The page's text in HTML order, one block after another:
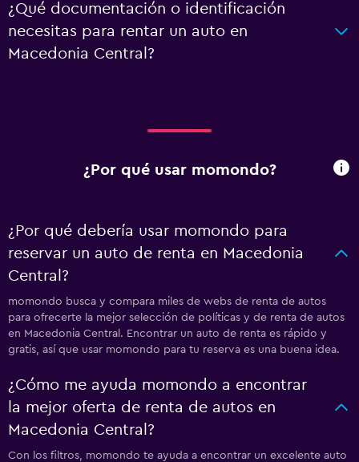
¿Qué documentación o identificación
necesitas para rentar un auto en
Macedonia Central?
¿Por qué usar momondo?
¿Por qué debería usar momondo para
reservar un auto de renta en Macedonia
Central?
momondo busca y compara miles de webs de renta de autos
para ofrecerte la mejor selección de políticas y de renta de autos
en Macedonia Central. Encontrar un auto de renta es rápido y
gratis, así que usar momondo para tu reserva es una buena idea.
¿Cómo me ayuda momondo a encontrar
la mejor oferta de renta de autos en
Macedonia Central?
Con los filtros, momondo te ayuda a encontrar un excelente auto